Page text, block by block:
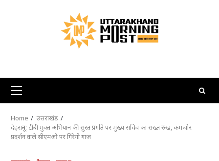
Primary
Menu
Home
उत्तराखंड
देहरादून: टीबी मुक्त अभियान की सुस्त प्रगति पर मुख्य सचिव का सख्त रुख, कमजोर
प्रदर्शन वाले सीएमओ पर गिरेगी गाज